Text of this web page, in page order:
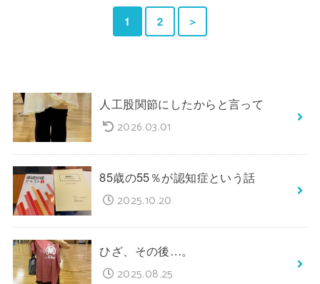
1 2 ＞
人工股関節にしたからと言って
2026.03.01
85歳の55％が認知症という話
2025.10.20
ひざ、その後…。
2025.08.25